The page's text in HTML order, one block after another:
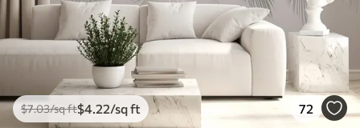
$7.03/sq ft$4 .22/sq ft 72